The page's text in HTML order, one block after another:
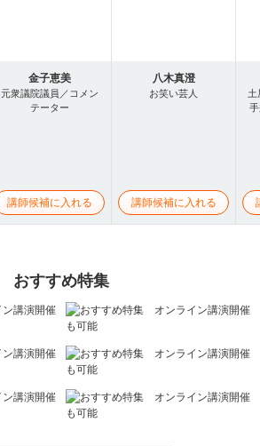
金子恵美
元衆議院議員／コメン
テーター
講師候補に入れる
八木真澄
お笑い芸人
講師候補に入れる
土
おすすめ特集